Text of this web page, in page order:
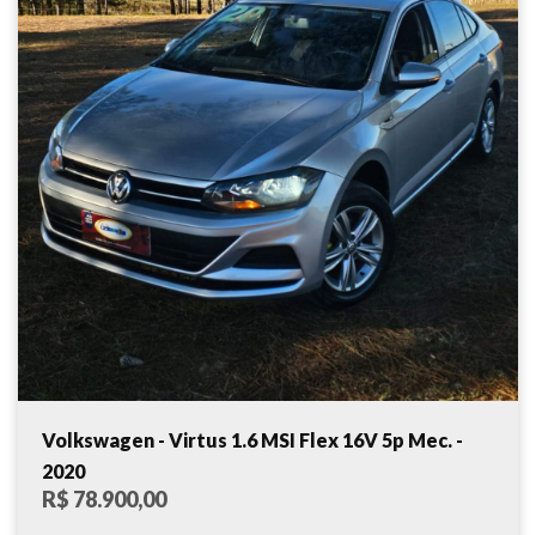
Volkswagen - Virtus 1.6 MSI Flex 16V 5p Mec. -
2020
R$ 78.900,00